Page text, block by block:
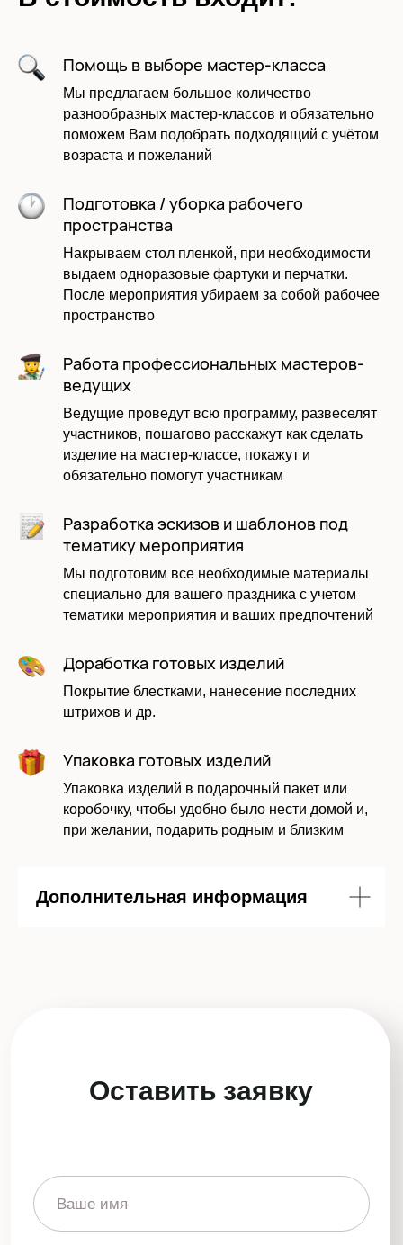
Помощь в выборе мастер-класса
Мы предлагаем большое количество
разнообразных мастер-классов и обязательно
поможем Вам подобрать подходящий с учётом
возраста и пожеланий
Подготовка / уборка рабочего
пространства
Накрываем стол пленкой, при необходимости
выдаем одноразовые фартуки и перчатки.
После мероприятия убираем за собой рабочее
пространство
Работа профессиональных мастеров-
ведущих
Ведущие проведут всю программу, развеселят
участников, пошагово расскажут как сделать
изделие на мастер-классе, покажут и
обязательно помогут участникам
Разработка эскизов и шаблонов под
тематику мероприятия
Мы подготовим все необходимые материалы
специально для вашего праздника с учетом
тематики мероприятия и ваших предпочтений
Доработка готовых изделий
Покрытие блестками, нанесение последних
штрихов и др.
Упаковка готовых изделий
Упаковка изделий в подарочный пакет или
коробочку, чтобы удобно было нести домой и,
при желании, подарить родным и близким
Дополнительная информация
Оставить заявку
персональных данных в соответствии с
Отправить заявку